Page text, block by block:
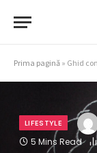
Prima pagină » Ghid
LIFESTYLE
5 Mins Read